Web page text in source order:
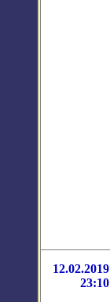
12.02.2019
23:10